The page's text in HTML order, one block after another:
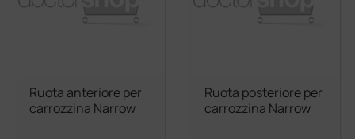
Ruota anteriore per
carrozzina Narrow
Ruota posteriore per
carrozzina Narrow